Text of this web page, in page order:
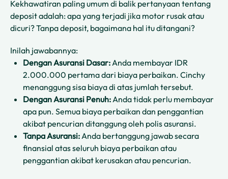
Kekhawatiran paling umum di balik pertanyaan tentang
deposit adalah: apa yang terjadi jika motor rusak atau
dicuri? Tanpa deposit, bagaimana hal itu ditangani?
Inilah jawabannya:
Dengan Asuransi Dasar:Anda membayar IDR
2.000.000 pertama dari biaya perbaikan. Cinchy
menanggung sisa biaya di atas jumlah tersebut.
Dengan Asuransi Penuh:Anda tidak perlu membayar
apa pun. Semua biaya perbaikan dan penggantian
akibat pencurian ditanggung oleh polis asuransi.
Tanpa Asuransi:Anda bertanggung jawab secara
finansial atas seluruh biaya perbaikan atau
penggantian akibat kerusakan atau pencurian.